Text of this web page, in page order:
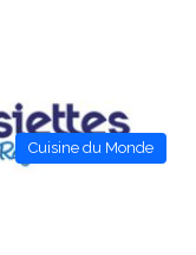
Cuisine du Monde